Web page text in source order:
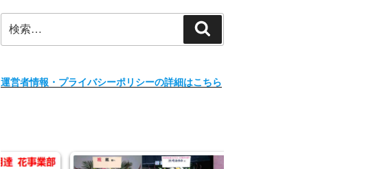
索:
索
運営者情報・プライバシーポリシーの詳細はこちら